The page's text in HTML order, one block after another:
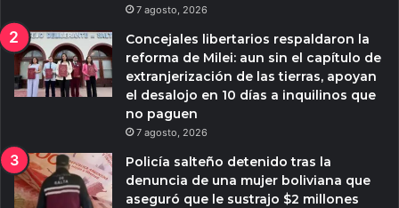
7 agosto, 2026
Concejales libertarios respaldaron la
reforma de Milei: aun sin el capítulo de
extranjerización de las tierras, apoyan
el desalojo en 10 días a inquilinos que
no paguen
7 agosto, 2026
Policía salteño detenido tras la
denuncia de una mujer boliviana que
aseguró que le sustrajo $2 millones